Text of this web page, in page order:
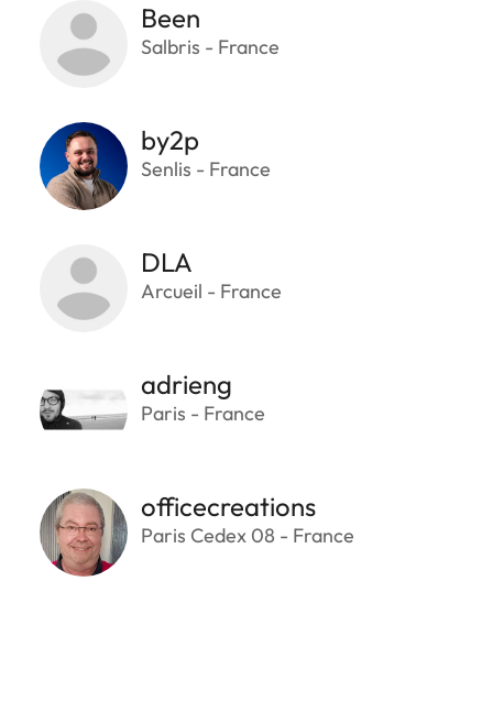
Been
Salbris - France
by2p
Senlis - France
DLA
Arcueil - France
adrieng
Paris - France
officecreations
Paris Cedex 08 - France